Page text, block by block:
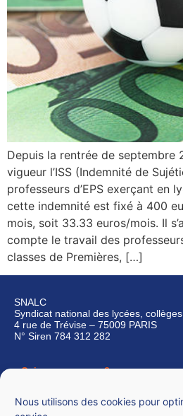
Nous utilisons des cookies pour
Depuis la rentrée de septembre
vigueur l’ISS (Indemnité de
professeurs d’EPS exerçant en
cette indemnité est fixé à 400
mois, soit 33.33 euros/mois. Il
compte le travail des
classes de Premières, […]
SNALC
Syndicat national des lycées,
4 rue de Trévise – 75009 PARIS
N° Siren 784 312 282
Qui sommes-nous ?